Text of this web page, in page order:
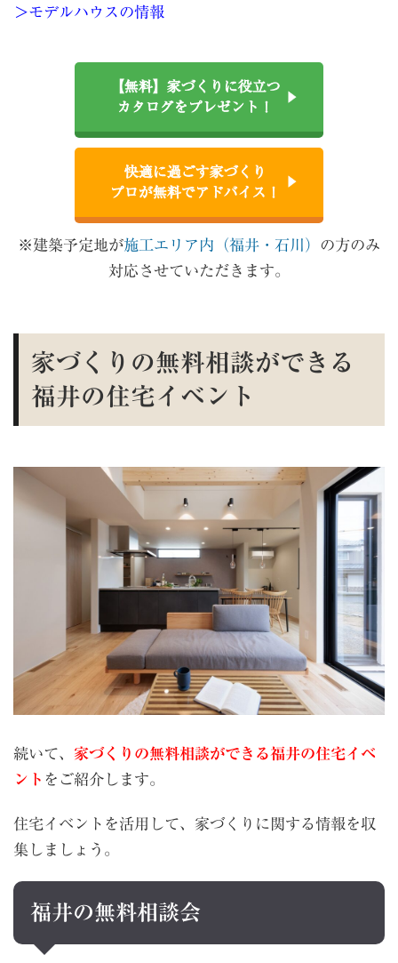
＞モデルハウスの情報
【無料】家づくりに役立つ
カタログをプレゼント！
快適に過ごす家づくり
プロが無料でアドバイス！
※建築予定地が施工エリア内（福井・石川） の方のみ
対応させていただきます。
家づくりの無料相談ができる
福井の住宅イベント
続いて、 家づくりの無料相談ができる福井の住宅イベ
ント をご紹介します。
住宅イベントを活用して、家づくりに関する情報を収
集しましょう。
福井の無料相談会